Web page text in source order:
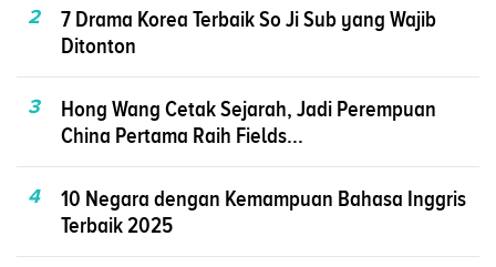
2
7 Drama Korea Terbaik So Ji Sub yang Wajib
Ditonton
3
Hong Wang Cetak Sejarah, Jadi Perempuan
China Pertama Raih Fields...
4
10 Negara dengan Kemampuan Bahasa Inggris
Terbaik 2025